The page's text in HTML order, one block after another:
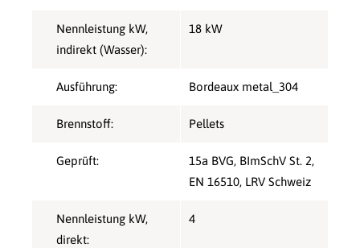
Nennleistung kW,
indirekt (Wasser):
18 kW
Ausführung: Bordeaux metal_304
Brennstoff: Pellets
Geprüft: 15a BVG, BImSchV St. 2,
EN 16510, LRV Schweiz
Nennleistung kW,
direkt:
4